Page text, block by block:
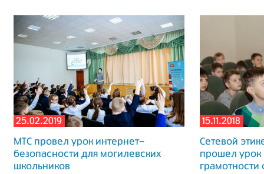
25.02.2019
МТС провел урок интернет-
безопасности для могилевских
школьников
15.11.2018
Сетевой
прошел урок
грамотности